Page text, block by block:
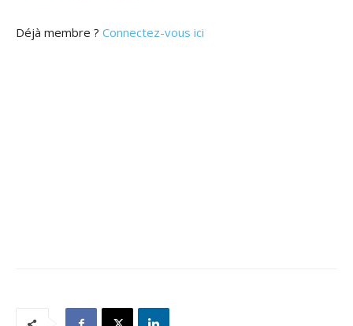
Déjà membre ? Connectez-vous ici